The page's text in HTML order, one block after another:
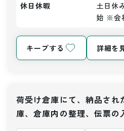
休日休暇
土日休
始 ※会
キープする 詳細を
荷受け倉庫にて、納品され
庫、倉庫内の整理、伝票の